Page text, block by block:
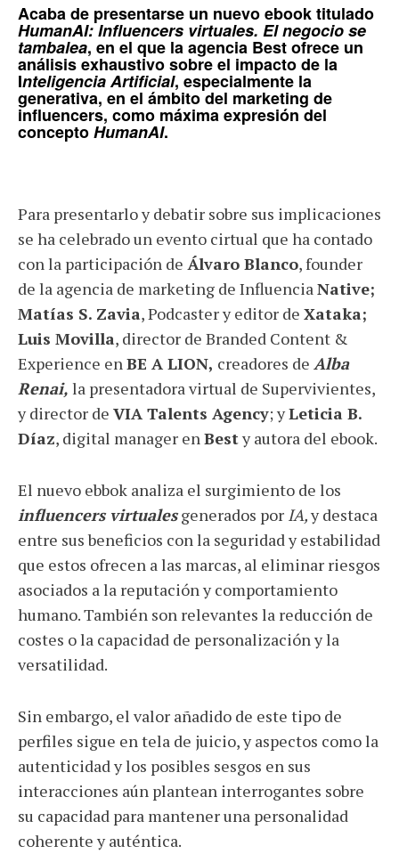
Acaba de presentarse un nuevo ebook titulado
HumanAI: Influencers virtuales. El negocio se
tambalea, en el que la agencia Bestofrece un
análisis exhaustivo sobre el impacto de la
Inteligencia Artificial, especialmente la
generativa, en el ámbito del marketing de
influencers, como máxima expresión del
conceptoHumanAI.
Para presentarlo y debatir sobre sus implicaciones
se ha celebrado un evento cirtual que ha contado
con la participación de Álvaro Blanco, founder
de la agencia de marketing de InfluenciaNative;
Matías S. Zavia, Podcaster y editor de Xataka;
Luis Movilla, director de Branded Content &
Experience enBE A LION, creadores de Alba
Renai, la presentadora virtual de Supervivientes,
y director de VIA Talents Agency; yLeticia B.
Díaz, digital manager enBesty autora del ebook.
El nuevo ebbok analiza el surgimiento de los
influencers virtualesgenerados por IA,y destaca
entre sus beneficios con la seguridad y estabilidad
que estos ofrecen a las marcas, al eliminar riesgos
asociados a la reputación y comportamiento
humano. También son relevantes la reducción de
costes o la capacidad de personalización y la
versatilidad.
Sin embargo, el valor añadido de este tipo de
perfiles sigue en tela de juicio, y aspectos como la
autenticidad y los posibles sesgos en sus
interacciones aún plantean interrogantes sobre
su capacidad para mantener una personalidad
coherente y auténtica.